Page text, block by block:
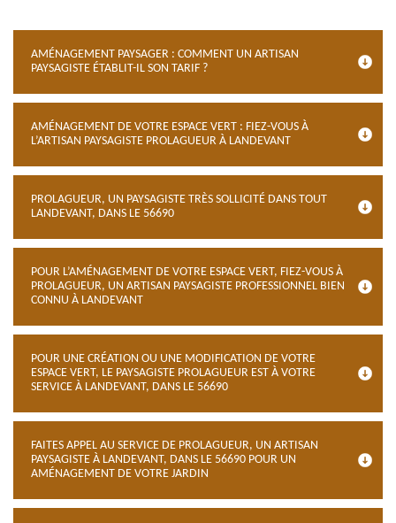
AMÉNAGEMENT PAYSAGER : COMMENT UN ARTISAN
PAYSAGISTE ÉTABLIT-IL SON TARIF ?
AMÉNAGEMENT DE VOTRE ESPACE VERT : FIEZ-VOUS À
L’ARTISAN PAYSAGISTE PROLAGUEUR À LANDEVANT
PROLAGUEUR, UN PAYSAGISTE TRÈS SOLLICITÉ DANS TOUT
LANDEVANT, DANS LE 56690
POUR L’AMÉNAGEMENT DE VOTRE ESPACE VERT, FIEZ-VOUS À
PROLAGUEUR, UN ARTISAN PAYSAGISTE PROFESSIONNEL BIEN
CONNU À LANDEVANT
POUR UNE CRÉATION OU UNE MODIFICATION DE VOTRE
ESPACE VERT, LE PAYSAGISTE PROLAGUEUR EST À VOTRE
SERVICE À LANDEVANT, DANS LE 56690
FAITES APPEL AU SERVICE DE PROLAGUEUR, UN ARTISAN
PAYSAGISTE À LANDEVANT, DANS LE 56690 POUR UN
AMÉNAGEMENT DE VOTRE JARDIN